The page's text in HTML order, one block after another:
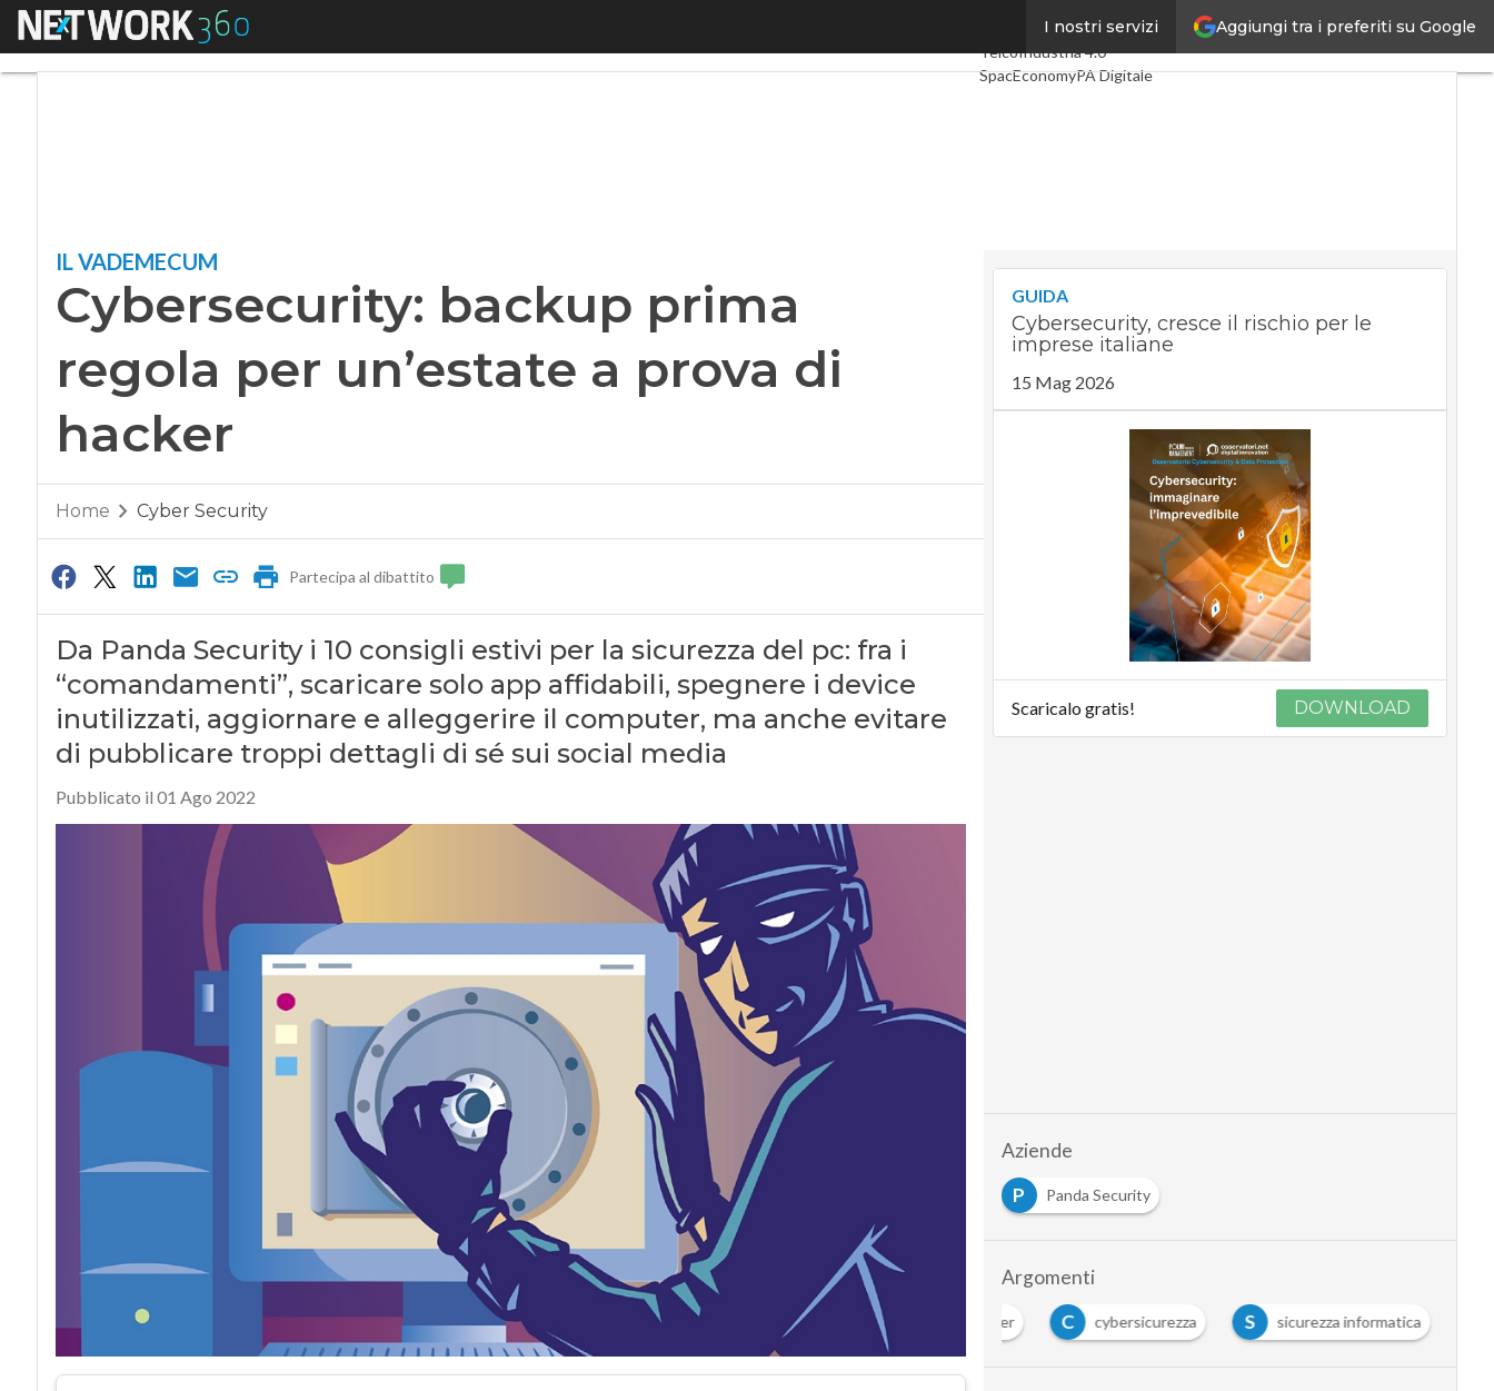
Aggiungi tra i preferiti su Google
I nostri servizi
Menu Ultimi articoliDigital Economy
TelcoIndustria 4.0
SpacEconomyPA Digitale
IL VADEMECUM
Cybersecurity: backup prima
regola per un’estate a prova di
hacker
Home Cyber Security
Partecipa al dibattito
Da Panda Security i 10 consigli estivi per la sicurezza del pc: fra i
“comandamenti”, scaricare solo app affidabili, spegnere i device
inutilizzati, aggiornare e alleggerire il computer, ma anche evitare
di pubblicare troppi dettagli di sé sui social media
Pubblicato il 01 Ago 2022
GUIDA
Cybersecurity, cresce il rischio per le
imprese italiane
15 Mag 2026
Scaricalo gratis! DOWNLOAD
Aziende
P
Panda Security
Argomenti
A
attacchi hacker C cybersicurezza S sicurezza informatica